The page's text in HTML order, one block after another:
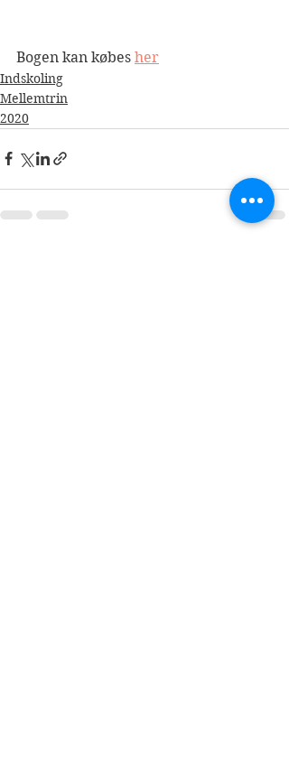
Bogen kan købes her
Indskoling
Mellemtrin
2020